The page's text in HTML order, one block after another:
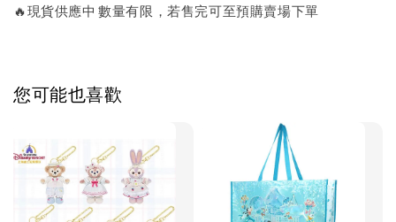
🔥現貨供應中 數量有限，若售完可至預購賣場下單
您可能也喜歡